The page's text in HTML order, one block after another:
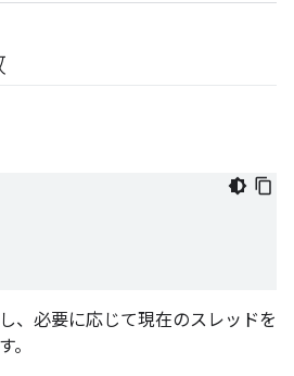
、必要に応じて現在のスレッドを
。